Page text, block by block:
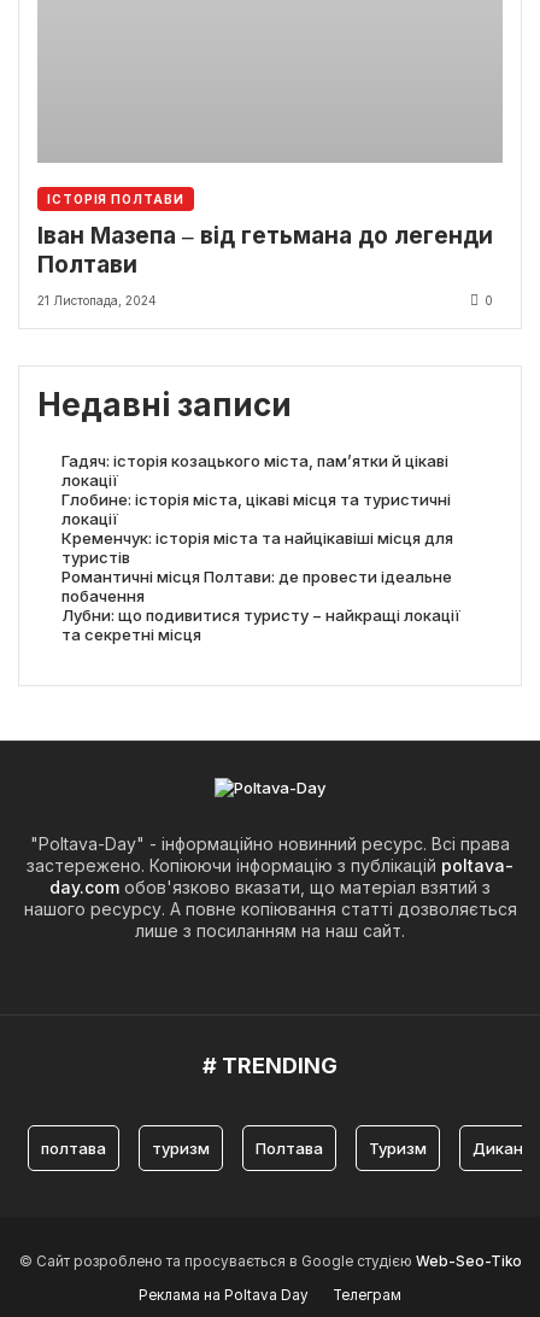
ІСТОРІЯ ПОЛТАВИ
Іван Мазепа ‒ від гетьмана до легенди
Полтави
21 Листопада, 2024 0
Недавні записи
Гадяч: історія козацького міста, пам’ятки й цікаві
локації
Глобине: історія міста, цікаві місця та туристичні
локації
Кременчук: історія міста та найцікавіші місця для
туристів
Романтичні місця Полтави: де провести ідеальне
побачення
Лубни: що подивитися туристу − найкращі локації
та секретні місця
"Poltava-Day" - інформаційно новинний ресурс. Всі права
застережено. Копіюючи інформацію з публікацій poltava-
day.com обов'язково вказати, що матеріал взятий з
нашого ресурсу. А повне копіювання статті дозволяється
лише з посиланням на наш сайт.
# TRENDING
полтава туризм Полтава Туризм
© Сайт розроблено та просувається в Google студією Web-Seo-Tiko
Реклама на Poltava Day
Телеграм